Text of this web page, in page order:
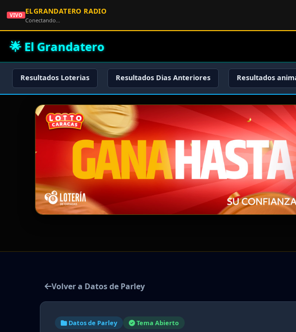
🌟 El Grandatero
Resultados Loterias Resultados Dias Anteriores Resultados
Volver a Datos de Parley
Datos de Parley Tema Abierto
VIVO ELGRANDATERO RADIO
Conectando…